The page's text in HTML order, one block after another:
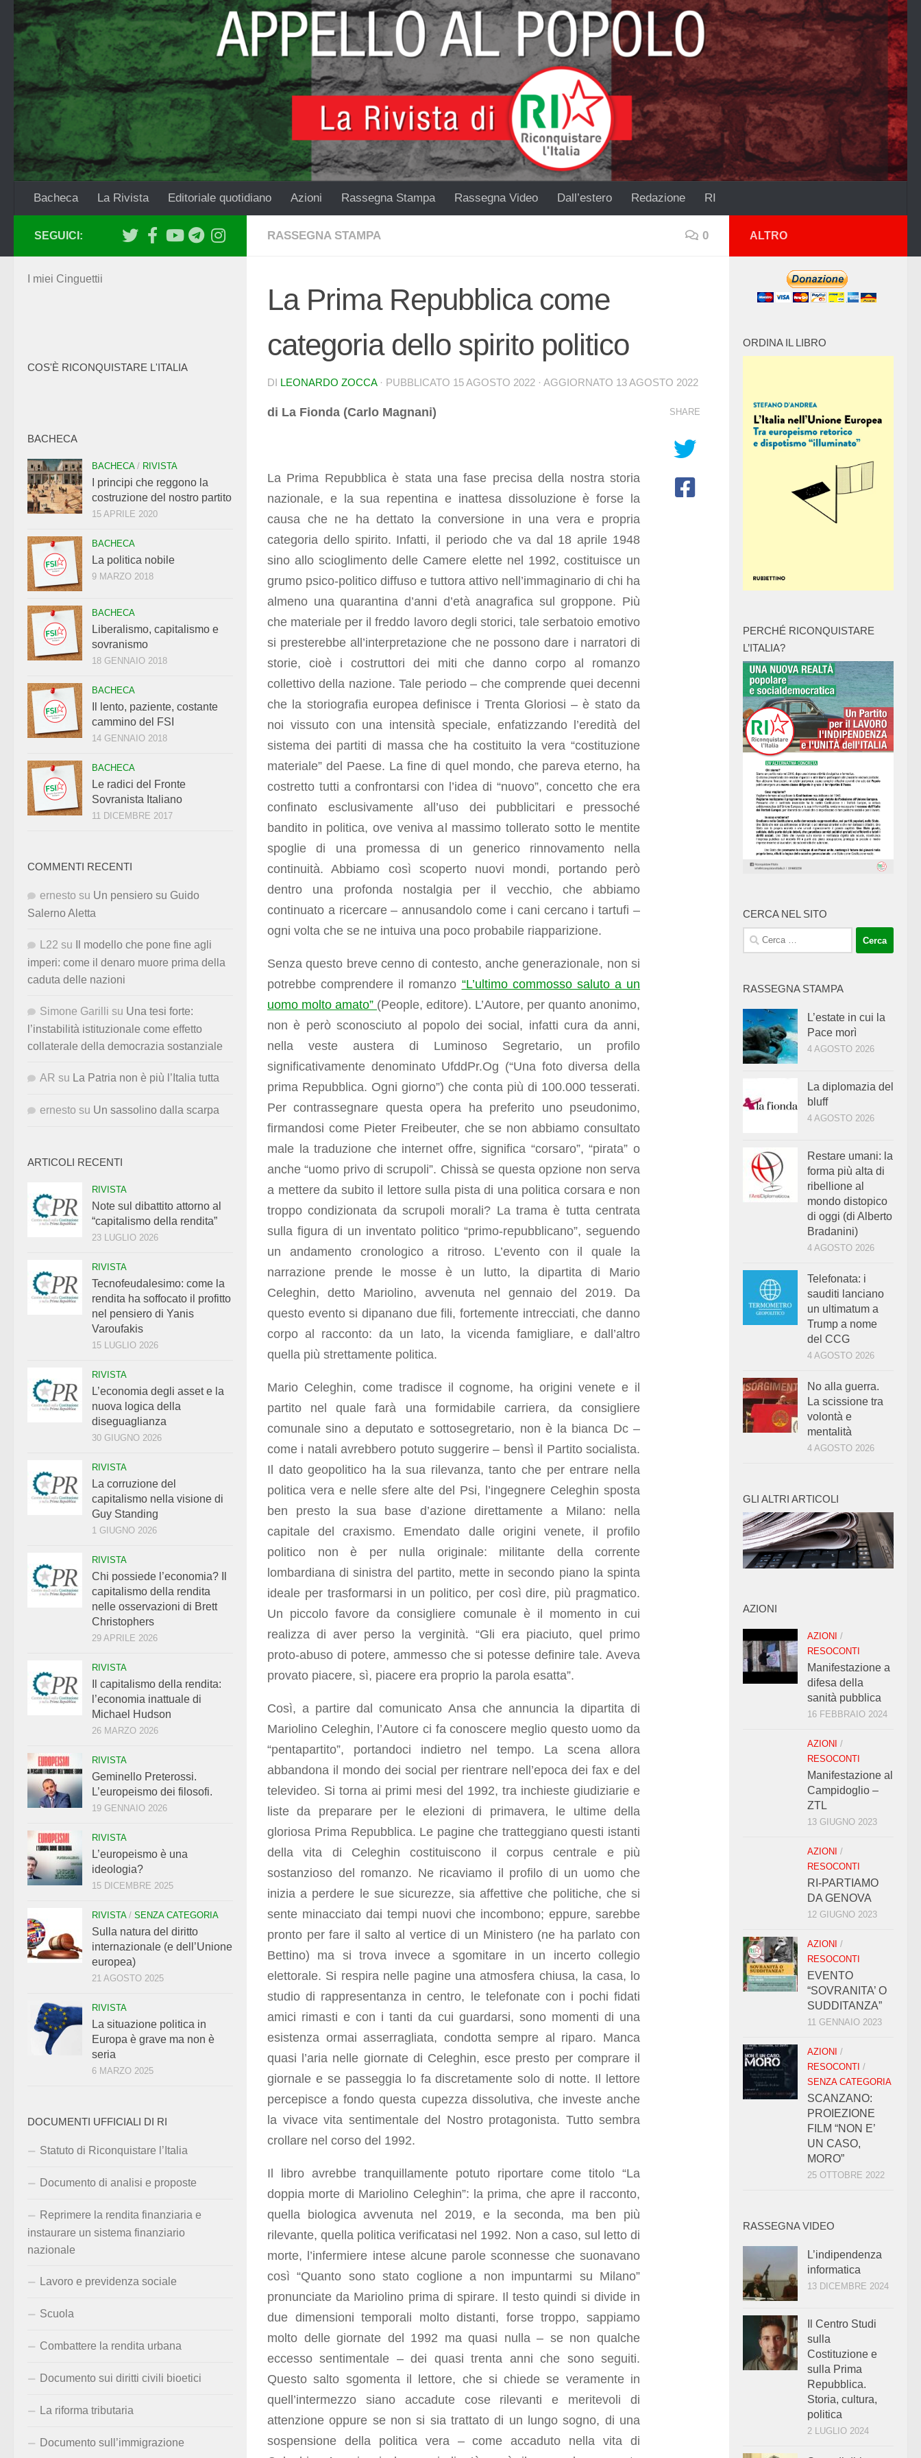
Salta al contenuto
Bacheca La Rivista Editoriale quotidiano Azioni Rassegna Stampa Rassegna Video Dall’estero Redazione RI
RASSEGNA STAMPA 0
La Prima Repubblica come
categoria dello spirito politico
DI LEONARDO ZOCCA · PUBBLICATO 15 AGOSTO 2022 · AGGIORNATO 13 AGOSTO 2022
di La Fionda (Carlo Magnani)
La Prima Repubblica è stata una fase precisa della nostra storia
nazionale, e la sua repentina e inattesa dissoluzione è forse la
causa che ne ha dettato la conversione in una vera e propria
categoria dello spirito. Infatti, il periodo che va dal 18 aprile 1948
sino allo scioglimento delle Camere elette nel 1992, costituisce un
grumo psico-politico diffuso e tuttora attivo nell’immaginario di chi ha
almeno una quarantina d’anni d’età anagrafica sul groppone. Più
che materiale per il freddo lavoro degli storici, tale serbatoio emotivo
si presterebbe all’interpretazione che ne possono dare i narratori di
storie, cioè i costruttori dei miti che danno corpo al romanzo
collettivo della nazione. Tale periodo – che comprende quei decenni
che la storiografia europea definisce i Trenta Gloriosi – è stato da
noi vissuto con una intensità speciale, enfatizzando l’eredità del
sistema dei partiti di massa che ha costituito la vera “costituzione
materiale” del Paese. La fine di quel mondo, che pareva eterno, ha
costretto tutti a confrontarsi con l’idea di “nuovo”, concetto che era
confinato esclusivamente all’uso dei pubblicitari e pressoché
bandito in politica, ove veniva al massimo tollerato sotto le mentite
spoglie di una promessa di un generico rinnovamento nella
continuità. Abbiamo così scoperto nuovi mondi, portando però
dentro una profonda nostalgia per il vecchio, che abbiamo
continuato a ricercare – annusandolo come i cani cercano i tartufi –
ogni volta che se ne intuiva una poco probabile riapparizione.
Senza questo breve cenno di contesto, anche generazionale, non si
potrebbe comprendere il romanzo “L’ultimo commosso saluto a un
uomo molto amato” (People, editore). L’Autore, per quanto anonimo,
non è però sconosciuto al popolo dei social, infatti cura da anni,
nella veste austera di Luminoso Segretario, un profilo
significativamente denominato UfddPr.Og (“Una foto diversa della
prima Repubblica. Ogni giorno”) che conta più di 100.000 tesserati.
Per contrassegnare questa opera ha preferito uno pseudonimo,
firmandosi come Pieter Freibeuter, che se non abbiamo consultato
male la traduzione che internet offre, significa “corsaro”, “pirata” o
anche “uomo privo di scrupoli”. Chissà se questa opzione non serva
a mettere da subito il lettore sulla pista di una politica corsara e non
troppo condizionata da scrupoli morali? La trama è tutta centrata
sulla figura di un inventato politico “primo-repubblicano”, seguendo
un andamento cronologico a ritroso. L’evento con il quale la
narrazione prende le mosse è un lutto, la dipartita di Mario
Celeghin, detto Mariolino, avvenuta nel gennaio del 2019. Da
questo evento si dipanano due fili, fortemente intrecciati, che danno
corpo al racconto: da un lato, la vicenda famigliare, e dall’altro
quella più strettamente politica.
Mario Celeghin, come tradisce il cognome, ha origini venete e il
partito nel quale farà una formidabile carriera, da consigliere
comunale sino a deputato e sottosegretario, non è la bianca Dc –
come i natali avrebbero potuto suggerire – bensì il Partito socialista.
Il dato geopolitico ha la sua rilevanza, tanto che per entrare nella
politica vera e nelle sfere alte del Psi, l’ingegnere Celeghin sposta
ben presto la sua base d’azione direttamente a Milano: nella
capitale del craxismo. Emendato dalle origini venete, il profilo
politico non è per nulla originale: militante della corrente
lombardiana di sinistra del partito, mette in secondo piano la spinta
ideale per trasformarsi in un politico, per così dire, più pragmatico.
Un piccolo favore da consigliere comunale è il momento in cui
realizza di aver perso la verginità. “Gli era piaciuto, quel primo
proto-abuso di potere, ammesso che si potesse definire tale. Aveva
provato piacere, sì, piacere era proprio la parola esatta”.
Così, a partire dal comunicato Ansa che annuncia la dipartita di
Mariolino Celeghin, l’Autore ci fa conoscere meglio questo uomo da
“pentapartito”, portandoci indietro nel tempo. La scena allora
abbandona il mondo dei social per rientrare nell’epoca dei fax e del
televideo. Si torna ai primi mesi del 1992, tra inchieste giudiziarie e
liste da preparare per le elezioni di primavera, le ultime della
gloriosa Prima Repubblica. Le pagine che tratteggiano questi istanti
della vita di Celeghin costituiscono il corpus centrale e più
sostanzioso del romanzo. Ne ricaviamo il profilo di un uomo che
inizia a perdere le sue sicurezze, sia affettive che politiche, che si
sente minacciato dai tempi nuovi che incombono; eppure, sarebbe
pronto per fare il salto al vertice di un Ministero (ne ha parlato con
Bettino) ma si trova invece a sgomitare in un incerto collegio
elettorale. Si respira nelle pagine una atmosfera chiusa, la casa, lo
studio di rappresentanza in centro, le telefonate con i pochi fidati
amici rimasti e con i tanti da cui guardarsi, sono momenti di una
esistenza ormai asserragliata, condotta sempre al riparo. Manca
quasi l’aria nelle giornate di Celeghin, esce presto per comprare il
giornale e se passeggia lo fa discretamente solo di notte. Il lettore
percepisce a fondo questa cupezza dissolutiva, che investe anche
la vivace vita sentimentale del Nostro protagonista. Tutto sembra
crollare nel corso del 1992.
Il libro avrebbe tranquillamente potuto riportare come titolo “La
doppia morte di Mariolino Celeghin”: la prima, che apre il racconto,
quella biologica avvenuta nel 2019, e la seconda, ma ben più
rilevante, quella politica verificatasi nel 1992. Non a caso, sul letto di
morte, l’infermiere intese alcune parole sconnesse che suonavano
così “Quanto sono stato coglione a non impuntarmi su Milano”
pronunciate da Mariolino prima di spirare. Il testo quindi si divide in
due dimensioni temporali molto distanti, forse troppo, sappiamo
molto delle giornate del 1992 ma quasi nulla – se non qualche
eccesso sentimentale – dei quasi trenta anni che sono seguiti.
Questo salto sgomenta il lettore, che si chiede se veramente in
quell’intermezzo siano accadute cose rilevanti e meritevoli di
attenzione oppure se non si sia trattato di un lungo sogno, di una
sospensione della politica vera – come accaduto nella vita di
SHARE
SEGUICI:
I miei Cinguettii
COS'È RICONQUISTARE L'ITALIA
BACHECA
BACHECA/ RIVISTA
I principi che reggono la
costruzione del nostro partito
15 APRILE 2020
BACHECA
La politica nobile
9 MARZO 2018
BACHECA
Liberalismo, capitalismo e
sovranismo
18 GENNAIO 2018
BACHECA
Il lento, paziente, costante
cammino del FSI
14 GENNAIO 2018
BACHECA
Le radici del Fronte
Sovranista Italiano
11 DICEMBRE 2017
COMMENTI RECENTI
ernesto su Un pensiero su Guido
Salerno Aletta
L22 su
Il modello che pone fine agli
imperi: come il denaro muore prima della
caduta delle nazioni
Simone Garilli su Una tesi forte:
l’instabilità istituzionale come effetto
collaterale della democrazia sostanziale
AR su La Patria non è più l’Italia tutta
ernesto su Un sassolino dalla scarpa
ARTICOLI RECENTI
RIVISTA
Note sul dibattito attorno al
“capitalismo della rendita”
23 LUGLIO 2026
RIVISTA
Tecnofeudalesimo: come la
rendita ha soffocato il profitto
nel pensiero di Yanis
Varoufakis
15 LUGLIO 2026
RIVISTA
L’economia degli asset e la
nuova logica della
diseguaglianza
30 GIUGNO 2026
RIVISTA
La corruzione del
capitalismo nella visione di
Guy Standing
1 GIUGNO 2026
RIVISTA
Chi possiede l’economia? Il
capitalismo della rendita
nelle osservazioni di Brett
Christophers
29 APRILE 2026
RIVISTA
Il capitalismo della rendita:
l’economia inattuale di
Michael Hudson
26 MARZO 2026
RIVISTA
Geminello Preterossi.
L’europeismo dei filosofi.
19 GENNAIO 2026
RIVISTA
L’europeismo è una
ideologia?
15 DICEMBRE 2025
RIVISTA/ SENZA CATEGORIA
Sulla natura del diritto
internazionale (e dell’Unione
europea)
21 AGOSTO 2025
RIVISTA
La situazione politica in
Europa è grave ma non è
seria
6 MARZO 2025
DOCUMENTI UFFICIALI DI RI
Statuto di Riconquistare l’Italia
Documento di analisi e proposte
Reprimere la rendita finanziaria e
instaurare un sistema finanziario
nazionale
Lavoro e previdenza sociale
Scuola
Combattere la rendita urbana
Documento sui diritti civili bioetici
La riforma tributaria
Documento sull’immigrazione
ALTRO
ORDINA IL LIBRO
PERCHÉ RICONQUISTARE
L’ITALIA?
CERCA NEL SITO
Ricerca
per:
RASSEGNA STAMPA
L’estate in cui la
Pace morì
4 AGOSTO 2026
La diplomazia del
bluff
4 AGOSTO 2026
Restare umani: la
forma più alta di
ribellione al
mondo distopico
di oggi (di Alberto
Bradanini)
4 AGOSTO 2026
Telefonata: i
sauditi lanciano
un ultimatum a
Trump a nome
del CCG
4 AGOSTO 2026
No alla guerra.
La scissione tra
volontà e
mentalità
4 AGOSTO 2026
GLI ALTRI ARTICOLI
AZIONI
AZIONI /
RESOCONTI
Manifestazione a
difesa della
sanità pubblica
16 FEBBRAIO 2024
AZIONI /
RESOCONTI
Manifestazione al
Campidoglio –
ZTL
13 GIUGNO 2023
AZIONI /
RESOCONTI
RI-PARTIAMO
DA GENOVA
12 GIUGNO 2023
AZIONI /
RESOCONTI
EVENTO
“SOVRANITA’ O
SUDDITANZA”
11 GENNAIO 2023
AZIONI /
RESOCONTI /
SENZA CATEGORIA
SCANZANO:
PROIEZIONE
FILM “NON E’
UN CASO,
MORO”
25 OTTOBRE 2022
RASSEGNA VIDEO
L’indipendenza
informatica
13 DICEMBRE 2024
Il Centro Studi
sulla
Costituzione e
sulla Prima
Repubblica.
Storia, cultura,
politica
2 LUGLIO 2024